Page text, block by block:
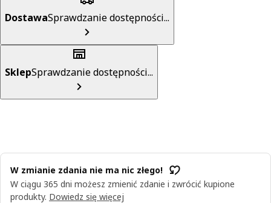
DostawaSprawdzanie dostępności...
SklepSprawdzanie dostępności...
W zmianie zdania nie ma nic złego!
W ciągu 365 dni możesz zmienić zdanie i zwrócić kupione
produkty. Dowiedz się więcej